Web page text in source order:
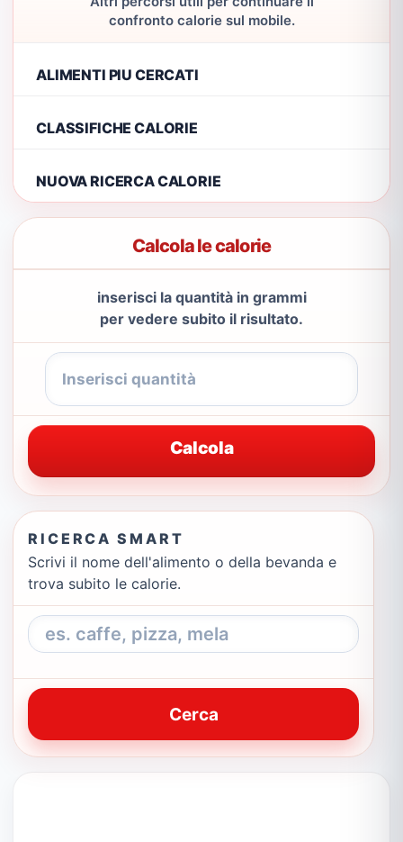
confronto calorie sul mobile.
ALIMENTI PIU CERCATI
CLASSIFICHE CALORIE
NUOVA RICERCA CALORIE
Calcola le calorie
inserisci la quantità in grammi
per vedere subito il risultato.
Calcola
RICERCA SMART
Scrivi il nome dell'alimento o della bevanda e
trova subito le calorie.
Cerca